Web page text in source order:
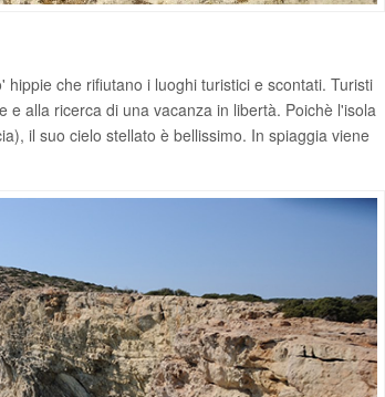
che rifiutano i luoghi turistici e scontati. Turisti
alla ricerca di una vacanza in libertà. Poichè l'isola
il suo cielo stellato è bellissimo. In spiaggia viene